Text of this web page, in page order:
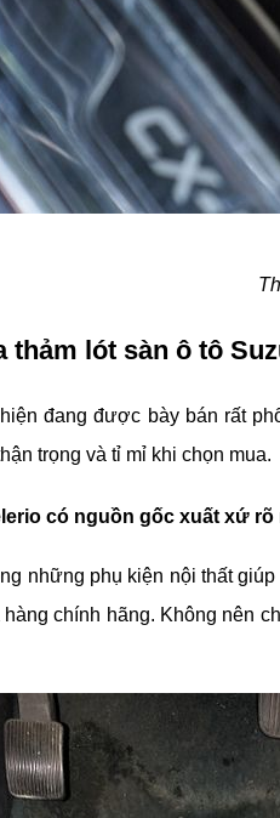
thảm lót sàn ô tô
đang được bày bán rất
trọng và tỉ mỉ khi chọn mua.
có nguồn gốc xuất xứ rõ
những phụ kiện nội thất
chính hãng. Không nên